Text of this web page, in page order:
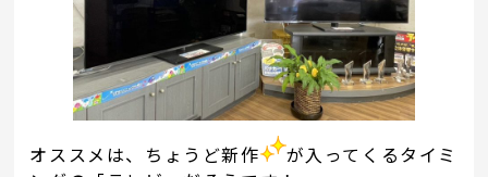
オススメは、ちょうど新作
が入ってくるタイミ